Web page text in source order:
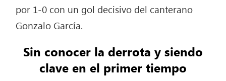
por 1-0 con un gol decisivo del canterano
Gonzalo García.
Sin conocer la derrota y siendo
clave en el primer tiempo